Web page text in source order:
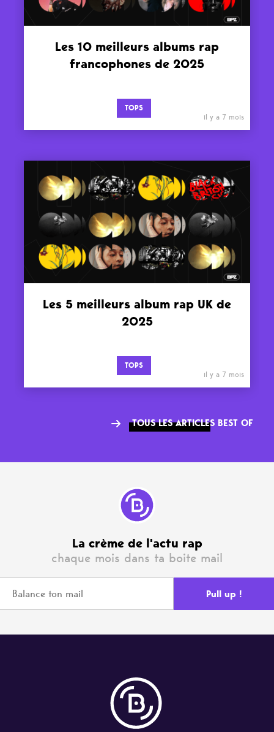
Les 10 meilleurs albums rap
francophones de 2025
TOPS
il y a 7 mois
Les 5 meilleurs album rap UK de
2025
TOPS
il y a 7 mois
TOUS LES ARTICLES BEST OF
La crème de l'actu rap
chaque mois dans ta boite mail